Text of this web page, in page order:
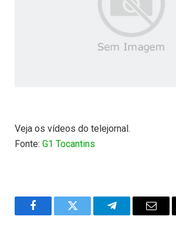
Veja os vídeos do telejornal.
Fonte: G1 Tocantins
FacebookTwitter TelegramEmail